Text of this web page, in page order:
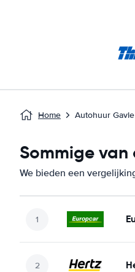
Home Autohuur Gavle
Sommige
We bieden een